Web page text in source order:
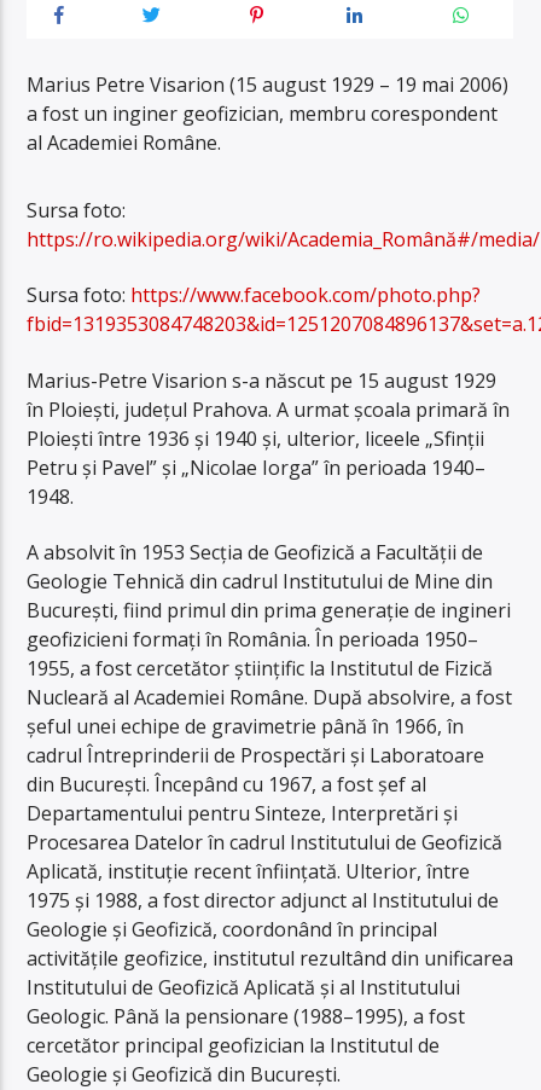
Marius Petre Visarion (15 august 1929 – 19 mai 2006)
a fost un inginer geofizician, membru corespondent
al Academiei Române.
Sursa foto:
https://ro.wikipedia.org/wiki/Academia_Română#/
Sursa foto: https://www.facebook.com/photo.php?
Marius-Petre Visarion s-a născut pe 15 august 1929
în Ploiești, județul Prahova. A urmat școala primară în
Ploiești între 1936 și 1940 și, ulterior, liceele „Sfinții
Petru și Pavel” și „Nicolae Iorga” în perioada 1940–
1948.
A absolvit în 1953 Secția de Geofizică a Facultății de
Geologie Tehnică din cadrul Institutului de Mine din
București, fiind primul din prima generație de ingineri
geofizicieni formați în România. În perioada 1950–
1955, a fost cercetător științific la Institutul de Fizică
Nucleară al Academiei Române. După absolvire, a fost
șeful unei echipe de gravimetrie până în 1966, în
cadrul Întreprinderii de Prospectări și Laboratoare
din București. Începând cu 1967, a fost șef al
Departamentului pentru Sinteze, Interpretări și
Procesarea Datelor în cadrul Institutului de Geofizică
Aplicată, instituție recent înființată. Ulterior, între
1975 și 1988, a fost director adjunct al Institutului de
Geologie și Geofizică, coordonând în principal
activitățile geofizice, institutul rezultând din unificarea
Institutului de Geofizică Aplicată și al Institutului
Geologic. Până la pensionare (1988–1995), a fost
cercetător principal geofizician la Institutul de
Geologie și Geofizică din București.